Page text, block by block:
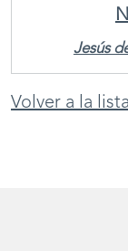
Jesús
Volver a la